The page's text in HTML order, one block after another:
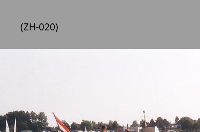
(ZH-020)